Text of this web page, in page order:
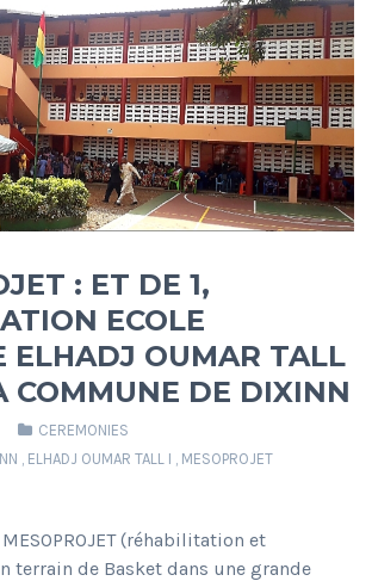
: ET DE 1,
ECOLE
ELHADJ OUMAR TALL
COMMUNE DE DIXINN
CEREMONIES
ELHADJ OUMAR TALL I
MESOPROJET
(réhabilitation et
terrain de Basket dans une grande